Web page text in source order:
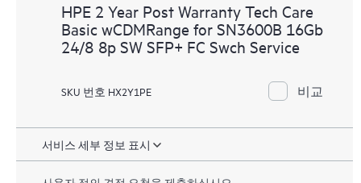
HPE 2 Year Post Warranty Tech Care
Basic wCDMRange for SN3600B 16Gb
24/8 8p SW SFP+ FC Swch Service
SKU 번호 HX2Y1PE 비교
서비스 세부 정보 표시